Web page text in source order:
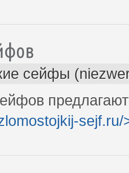
сейфы
sejf.ru/